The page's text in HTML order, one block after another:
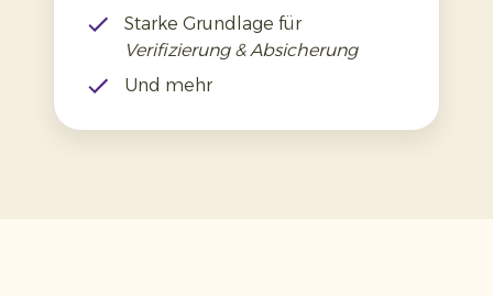
Starke Grundlage für
Verifizierung & Absicherung
Und mehr